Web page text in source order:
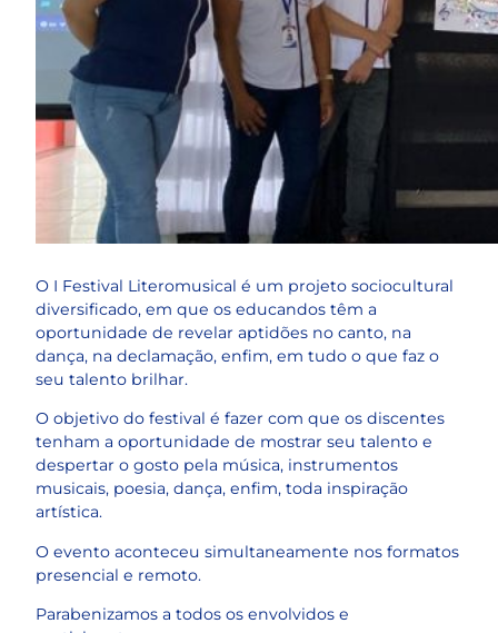
O I Festival Literomusical é um projeto sociocultural
diversificado, em que os educandos têm a
oportunidade de revelar aptidões no canto, na
dança, na declamação, enfim, em tudo o que faz o
seu talento brilhar.
O objetivo do festival é fazer com que os discentes
tenham a oportunidade de mostrar seu talento e
despertar o gosto pela música, instrumentos
musicais, poesia, dança, enfim, toda inspiração
artística.
O evento aconteceu simultaneamente nos formatos
presencial e remoto.
Parabenizamos a todos os envolvidos e